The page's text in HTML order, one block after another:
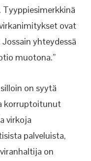
ovat
yhteydessä
muotona.”
on syytä
korruptoitunut
virkoja
palveluista,
on